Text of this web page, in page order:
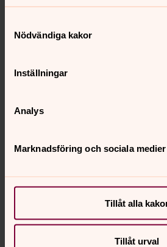
Nödvändiga kakor
Inställningar
Analys
Marknadsföring och sociala medier
Tillåt alla
Tillåt urval
Helene Walle
Direkt:048038205Mobil: 076-
Mer om Helene Walle
Kantor Ryssby